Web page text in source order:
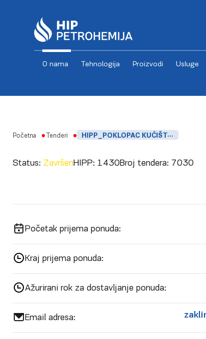
O nama Tehnologija Proizvodi Usluge
Početna Tenderi HIPP_POKLOPAC KUĆIŠTA PUMPE P-1003
Status: ZavršenHIPP: 1430Broj tendera: 7030
Početak prijema ponuda:
Kraj prijema ponuda:
Ažurirani rok za dostavljanje ponuda:
Email adresa: